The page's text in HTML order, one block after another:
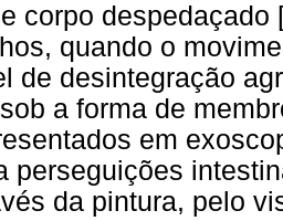
corpo despedaçado
quando o
de desintegração
a forma de
em
perseguições
da pintura, pelo